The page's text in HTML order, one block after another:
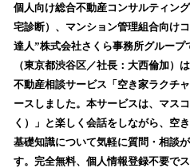
！
数
を
読
み
込
み
中
で
す
個人向け総合不動産コンサルティン
宅診断）、マンション管理組合向け
達人”株式会社さくら事務所グルー
（東京都渋谷区／社長：大西倫加）
不動産相談サービス「空き家ラクチ
ースしました。本サービスは、マス
く）」と楽しく会話をしながら、空
基礎知識について気軽に質問・相談
す。完全無料、個人情報登録不要で